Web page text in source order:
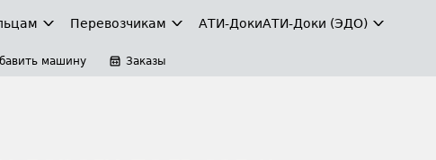
Перевозчикам АТИ-ДокиАТИ-Доки (ЭДО)
машину Заказы